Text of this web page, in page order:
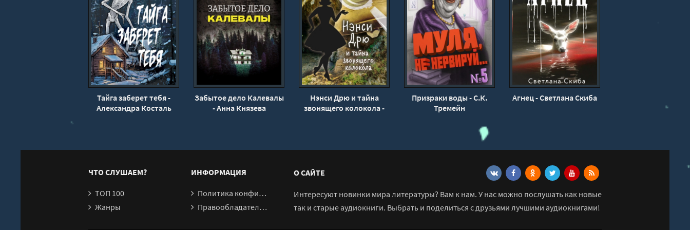
17
18
19
20
21
22
23
26
27
Тайга заберет тебя -
Александра Косталь
Забытое дело Калевалы
- Анна Князева
Нэнси Дрю и тайна
звонящего колокола -
Призраки воды - С.К.
Тремейн
Агнец - Светлана Скиба
ЧТО СЛУШАЕМ?
ТОП 100
Жанры
ИНФОРМАЦИЯ
Политика конфиденциальности
Правообладателям
О САЙТЕ
Интересуют новинки мира литературы? Вам к нам. У нас можно послушать как новые
так и старые аудиокниги. Выбрать и поделиться с друзьями лучшими аудиокнигами!